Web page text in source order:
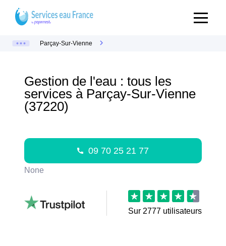
Parçay-Sur-Vienne
Gestion de l'eau : tous les
services à Parçay-Sur-Vienne
(37220)
09 70 25 21 77
None
Sur 2777 utilisateurs